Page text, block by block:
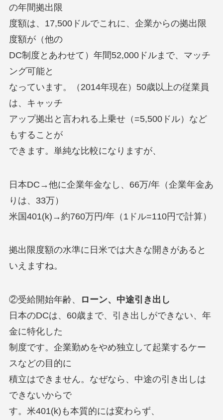
の年間拠出限
度額は、17,500ドルでこれに、企業からの拠出限
度額が（他の
DC制度とあわせて）年間52,000ドルまで、マッチ
ング可能と
なっています。（2014年現在）50歳以上の従業員
は、キャッチ
アップ拠出と言われる上乗せ（=5,500ドル）など
もすることが
できます。単純な比較になりますが、
日本DC→他に企業年金なし、66万/年（企業年金あ
りは、33万）
米国401(k)→約760万円/年（1ドル=110円で計算）
拠出限度額の水準に日米では大きな開きがあると
いえますね。
②受給開始年齢、
ローン、中途引き出し
日本のDCは、60歳まで、引き出しができない、年
金に特化した
制度です。企業勤めをやめ独立して起業するケー
スなどの目的に
積立はできません。なぜなら、中途の引き出しは
できないからで
す。米401(k)も本質的には変わらず、